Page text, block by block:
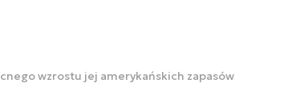
wzrostu jej amerykańskich zapasów